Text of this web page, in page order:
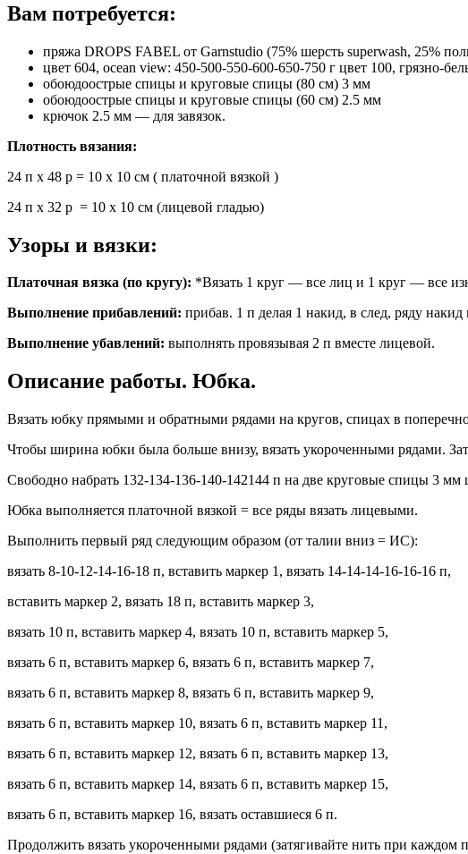
Вам потребуется:
пряжа DROPS FABEL от Garnstudio (75% шерсть superwash, 25%
цвет 604, ocean view: 450-500-550-600-650-750 г цвет 100, грязно-
обоюдоострые спицы и круговые спицы (80 см) 3 мм
обоюдоострые спицы и круговые спицы (60 см) 2.5 мм
крючок 2.5 мм — для завязок.
Плотность вязания:
24 п x 48 p = 10 x 10 см ( платочной вязкой )
24 п х 32 р = 10 х 10 см (лицевой гладью)
Узоры и вязки:
Платочная вязка (по кругу): *Вязать 1 круг — все лиц и 1 круг — все
Выполнение прибавлений: прибав. 1 п делая 1 накид, в след, ряду
Выполнение убавлений: выполнять провязывая 2 п вместе лицевой.
Описание работы. Юбка.
Вязать юбку прямыми и обратными рядами на кругов, спицах в
Чтобы ширина юбки была больше внизу, вязать укороченными рядами.
Свободно набрать 132-134-136-140-142144 п на две круговые спицы 3
Юбка выполняется платочной вязкой = все ряды вязать лицевыми.
Выполнить первый ряд следующим образом (от талии вниз = ИС):
вязать 8-10-12-14-16-18 п, вставить маркер 1, вязать 14-14-14-16-16-16 п,
вставить маркер 2, вязать 18 п, вставить маркер 3,
вязать 10 п, вставить маркер 4, вязать 10 п, вставить маркер 5,
вязать 6 п, вставить маркер 6, вязать 6 п, вставить маркер 7,
вязать 6 п, вставить маркер 8, вязать 6 п, вставить маркер 9,
вязать 6 п, вставить маркер 10, вязать 6 п, вставить маркер 11,
вязать 6 п, вставить маркер 12, вязать 6 п, вставить маркер 13,
вязать 6 п, вставить маркер 14, вязать 6 п, вставить маркер 15,
вязать 6 п, вставить маркер 16, вязать оставшиеся 6 п.
Продолжить вязать укороченными рядами (затягивайте нить при